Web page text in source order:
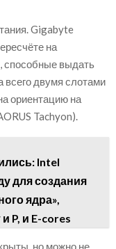
Gigabyte
на
, способные выдать
всего двумя слотами
ориентацию на
Tachyon).
Intel
для создания
ядра»,
P, и E-cores
но можно не